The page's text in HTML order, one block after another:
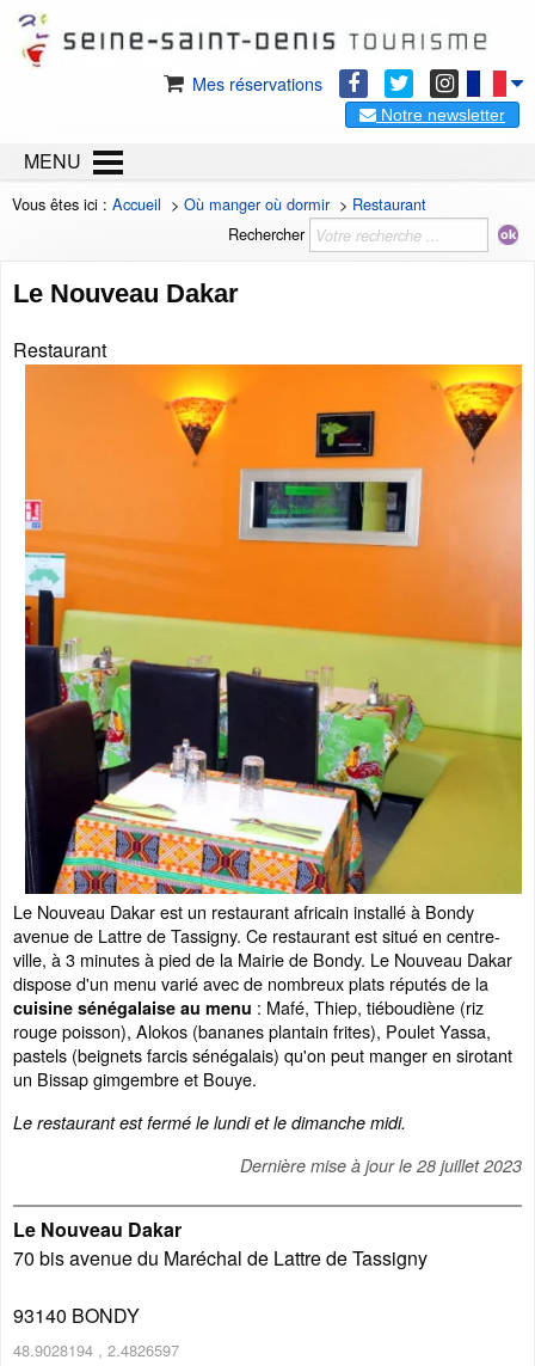
Mes réservations
Notre newsletter
MENU
Vous êtes ici : Accueil > Où manger où dormir> Restaurant
Rechercher
Le Nouveau Dakar
Restaurant
Le Nouveau Dakar est un restaurant africain installé à Bondy
avenue de Lattre de Tassigny. Ce restaurant est situé en centre-
ville, à 3 minutes à pied de la Mairie de Bondy. Le Nouveau Dakar
dispose d'un menu varié avec de nombreux plats réputés de la
cuisine sénégalaise au menu : Mafé, Thiep, tiéboudiène (riz
rouge poisson), Alokos (bananes plantain frites), Poulet Yassa,
pastels (beignets farcis sénégalais) qu'on peut manger en sirotant
un Bissap gimgembre et Bouye.
Le restaurant est fermé le lundi et le dimanche midi.
Dernière mise à jour le 28 juillet 2023
Le Nouveau Dakar
70 bis avenue du Maréchal de Lattre de Tassigny
93140 BONDY
48.9028194 , 2.4826597